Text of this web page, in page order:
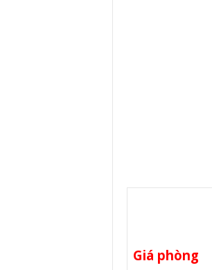
Giá phòng